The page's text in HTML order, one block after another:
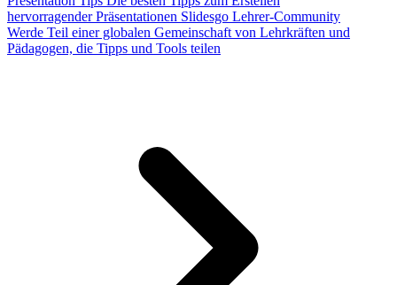
hervorragender Präsentationen Slidesgo Lehrer-Community
Werde Teil einer globalen Gemeinschaft von Lehrkräften und
Pädagogen, die Tipps und Tools teilen